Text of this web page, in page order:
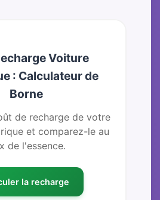
Voiture
: Calculateur de
Borne
de recharge de votre
et comparez-le au
de l'essence.
la recharge